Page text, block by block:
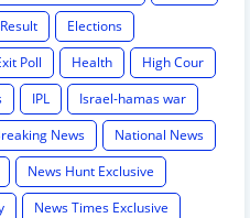
Elections
Poll Health
High Cour
IPL
Israel-hamas war
News
National News
News Hunt Exclusive
News Times Exclusive